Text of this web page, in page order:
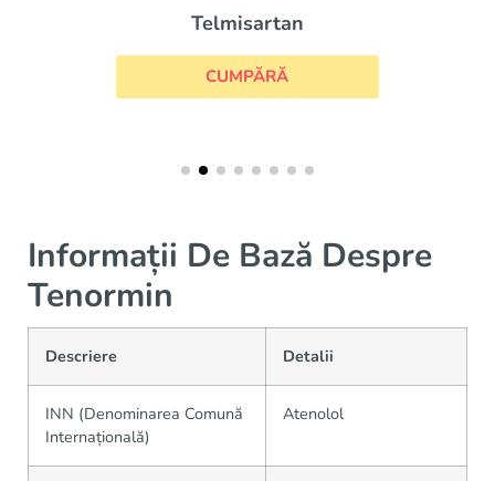
Telmisartan
CUMPĂRĂ
Informații De Bază Despre
Tenormin
Descriere Detalii
INN (Denominarea Comună
Internațională)
Atenolol